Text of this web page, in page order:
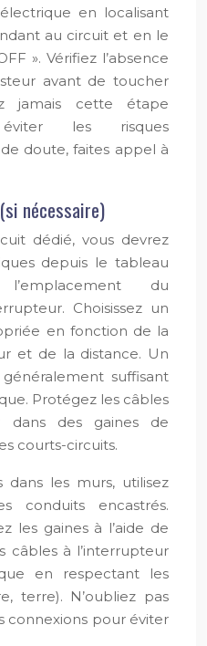
en localisant
au circuit et en le
». Vérifiez l’absence
avant de toucher
jamais cette étape
les risques
doute, faites appel à
nécessaire)
dédié, vous devrez
depuis le tableau
du
Choisissez un
en fonction de la
et de la distance. Un
suffisant
Protégez les câbles
dans des gaines de
courts-circuits.
dans les murs, utilisez
conduits encastrés.
les gaines à l’aide de
câbles à l’interrupteur
en respectant les
terre). N’oubliez pas
connexions pour éviter